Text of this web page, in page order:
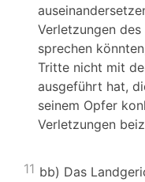
Verletzungen
sprechen
Tritte nicht mit
ausgeführt hat,
seinem Opfer
Verletzungen
11 bb) Das